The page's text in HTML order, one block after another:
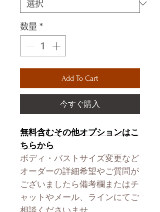
数量 *
Add To Cart
今すぐ購入
無料含むその他オプションはこ
ちらから
ボディ・バストサイズ変更など
オーダーの詳細希望やご質問が
ございましたら備考欄またはチ
ャットやメール、ラインにてご
相談くださいませ。